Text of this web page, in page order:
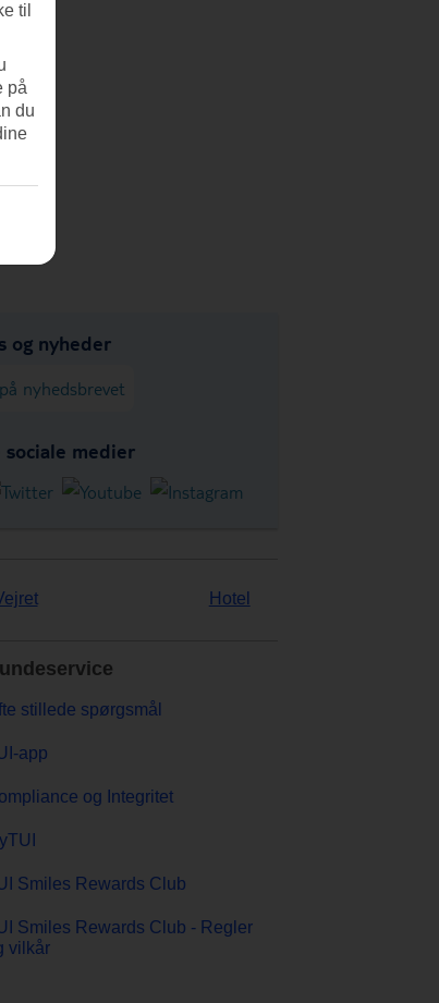
og nyheder
nyhedsbrevet
sociale medier
Hotel
stillede spørgsmål
app
og Integritet
Smiles Rewards Club
Smiles Rewards Club - Regler
vilkår
til
på
du